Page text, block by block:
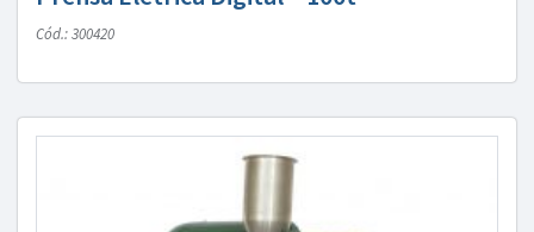
Cód.: 300420